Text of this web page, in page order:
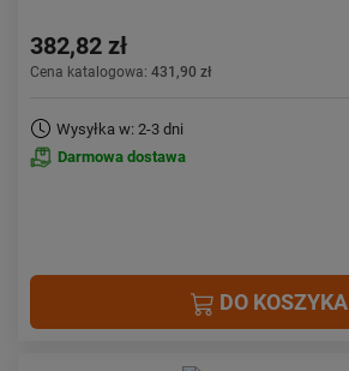
382,82 zł
Cena katalogowa: 431,90 zł
Wysyłka w: 2-3 dni
Darmowa dostawa
DO KOSZYKA